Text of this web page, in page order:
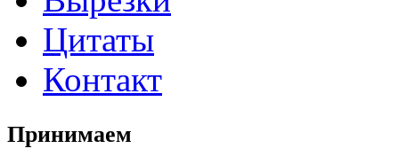
Цитаты
Контакт
Принимаем